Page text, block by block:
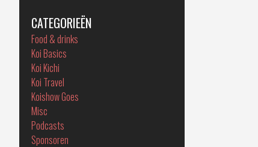
CATEGORIEËN
Food & drinks
Koi Basics
Koi Kichi
Koi Travel
Koishow Goes
Misc
Podcasts
Sponsoren